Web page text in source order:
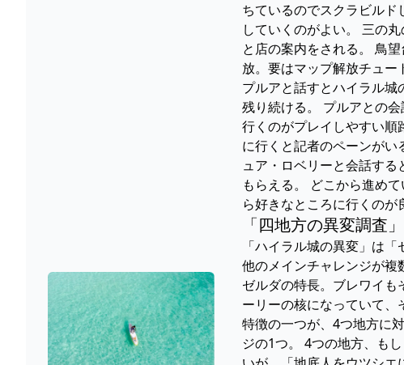
ちているのでスクラビル
していくのがよい。 三の
と店の案内をされる。 鳥
放。要はマップ解放チュ
プルアと話すとハイラル
残り続ける。 プルアとの
行くのがプレイしやすい順
に行くと記者のペーンが
ュア・ロベリーと会話す
もらえる。 どこから進め
ら好きなところに行くのが
「四地方の異変調査
「ハイラル城の異変」は
他のメインチャレンジが
ゼルダの特長。ブレワイ
ーリーの核になっていて
特徴の一つが、4つ地方に
ジの1つ。 4つの地方、も